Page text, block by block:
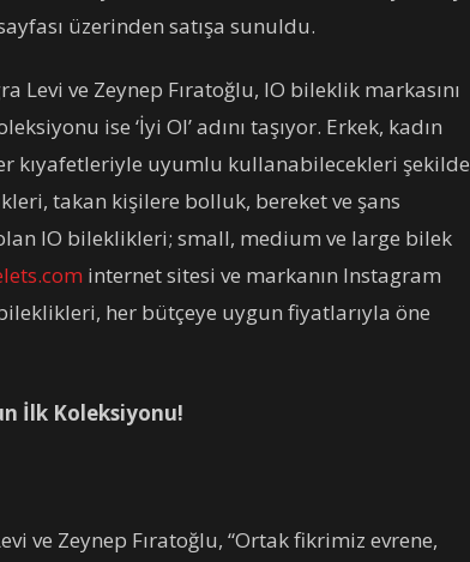
üzerinden satışa sunuldu.
Levi ve Zeynep Fıratoğlu, IO bileklik markasını
ise ‘İyi Ol’ adını taşıyor. Erkek, kadın
kıyafetleriyle uyumlu kullanabilecekleri şekilde
takan kişilere bolluk, bereket ve şans
IO bileklikleri; small, medium ve large bilek
internet sitesi ve markanın Instagram
her bütçeye uygun fiyatlarıyla öne
İlk Koleksiyonu!
ve Zeynep Fıratoğlu, “Ortak fikrimiz evrene,